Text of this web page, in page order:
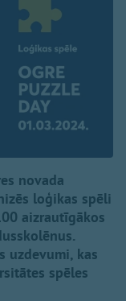
novada
loģikas spēli
aizrautīgākos
uzdevumi, kas
spēles